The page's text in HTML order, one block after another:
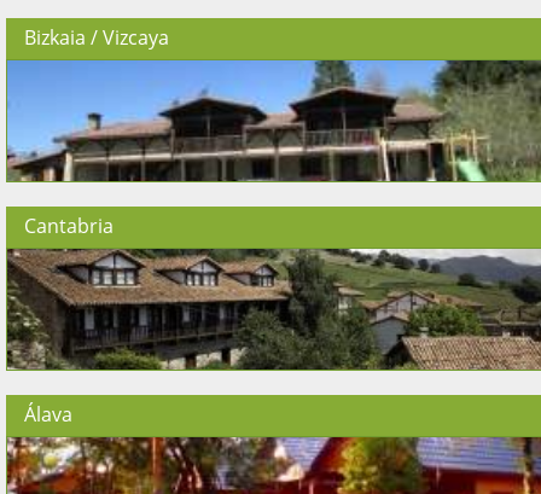
Bizkaia / Vizcaya
Cantabria
Álava